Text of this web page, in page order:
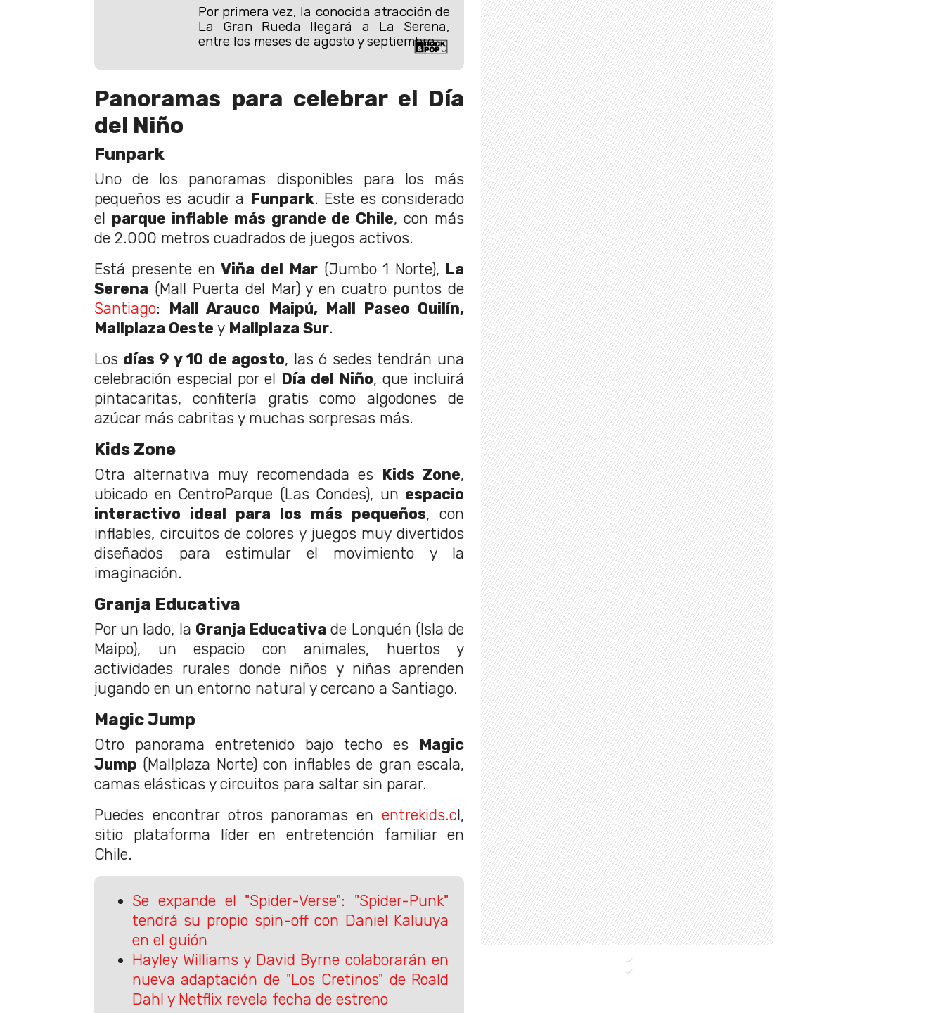
Por primera vez, la conocida atracción de
La Gran Rueda llegará a La Serena,
entre los meses de agosto y septiembre.
Panoramas para celebrar el Día
del Niño
Funpark
Uno de los panoramas disponibles para los más
pequeños es acudir a Funpark. Este es considerado
el parque inflable más grande de Chile, con más
de 2.000 metros cuadrados de juegos activos.
Está presente enViña del Mar(Jumbo 1 Norte), La
Serena (Mall Puerta del Mar) y en cuatro puntos de
Santiago: Mall Arauco Maipú, Mall Paseo Quilín,
Mallplaza Oeste y Mallplaza Sur.
Los días 9 y 10 de agosto, las 6 sedes tendrán una
celebración especial por el Día del Niño, que incluirá
pintacaritas, confitería gratis como algodones de
azúcar más cabritas y muchas sorpresas más.
Kids Zone
Otra alternativa muy recomendada es Kids Zone,
ubicado en CentroParque (Las Condes), un espacio
interactivo ideal para los más pequeños, con
inflables, circuitos de colores y juegos muy divertidos
diseñados para estimular el movimiento y la
imaginación.
Granja Educativa
Por un lado, la Granja Educativa de Lonquén (Isla de
Maipo), un espacio con animales, huertos y
actividades rurales donde niños y niñas aprenden
jugando en un entorno natural y cercano a Santiago.
Magic Jump
Otro panorama entretenido bajo techo es Magic
Jump (Mallplaza Norte) con inflables de gran escala,
camas elásticas y circuitos para saltar sin parar.
Puedes encontrar otros panoramas en entrekids.cl,
sitio plataforma líder en entretención familiar en
Chile.
Se expande el "Spider-Verse": "Spider-Punk"
tendrá su propio spin-off con Daniel Kaluuya
en el guión
Hayley Williams y David Byrne colaborarán en
nueva adaptación de "Los Cretinos" de Roald
Dahl y Netflix revela fecha de estreno